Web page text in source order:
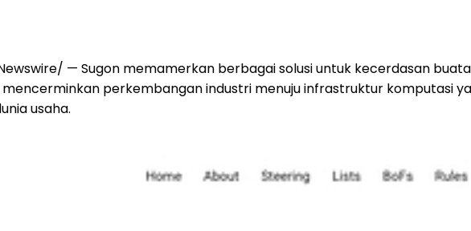
— Sugon memamerkan berbagai solusi untuk kecerdasan
mencerminkan perkembangan industri menuju infrastruktur komputasi
usaha.